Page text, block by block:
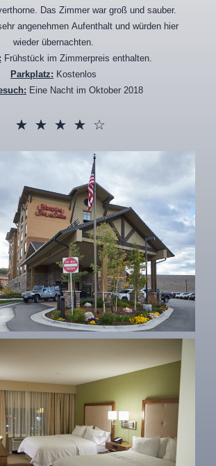
Das Zimmer war groß und sauber.
angenehmen Aufenthalt und würden hier
wieder übernachten.
Frühstück im Zimmerpreis enthalten.
Parkplatz: Kostenlos
Eine Nacht im Oktober 2018
☆ ☆ ☆ ☆ ☆